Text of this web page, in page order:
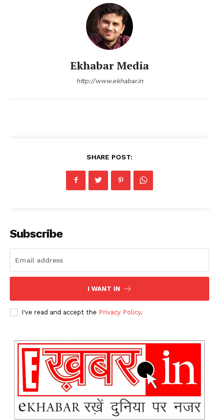
News Week
Magazine PRO
Ekhabar Media
http://www.ekhabar.in
SHARE POST:
Subscribe
I WANT IN
I've read and accept the Privacy Policy.